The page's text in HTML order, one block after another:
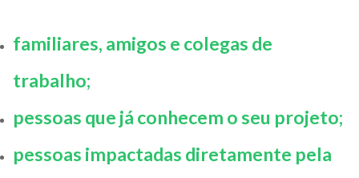
familiares, amigos e colegas de
trabalho;
pessoas que já conhecem o seu projeto;
pessoas impactadas diretamente pela